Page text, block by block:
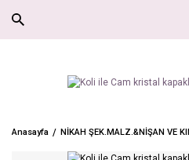
Anasayfa NİKAH ŞEK.MALZ.&NİŞAN VE